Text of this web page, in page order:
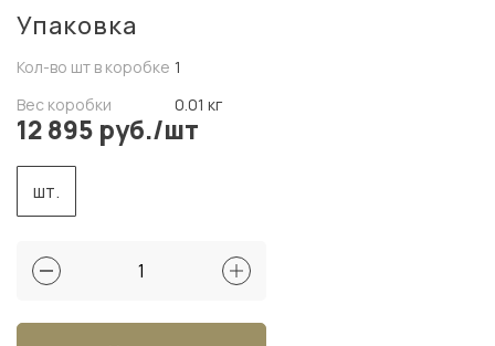
Упаковка
Кол-во шт в коробке 1
Вес коробки
0.01 кг
12 895 руб./шт
шт.